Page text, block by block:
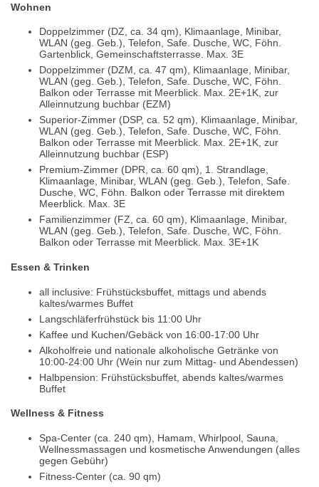
Wohnen
Doppelzimmer (DZ, ca. 34 qm), Klimaanlage, Minibar,
WLAN (geg. Geb.), Telefon, Safe. Dusche, WC, Föhn.
Gartenblick, Gemeinschaftsterrasse. Max. 3E
Doppelzimmer (DZM, ca. 47 qm), Klimaanlage, Minibar,
WLAN (geg. Geb.), Telefon, Safe. Dusche, WC, Föhn.
Balkon oder Terrasse mit Meerblick. Max. 2E+1K, zur
Alleinnutzung buchbar (EZM)
Superior-Zimmer (DSP, ca. 52 qm), Klimaanlage, Minibar,
WLAN (geg. Geb.), Telefon, Safe. Dusche, WC, Föhn.
Balkon oder Terrasse mit Meerblick. Max. 2E+1K, zur
Alleinnutzung buchbar (ESP)
Premium-Zimmer (DPR, ca. 60 qm), 1. Strandlage,
Klimaanlage, Minibar, WLAN (geg. Geb.), Telefon, Safe.
Dusche, WC, Föhn. Balkon oder Terrasse mit direktem
Meerblick. Max. 3E
Familienzimmer (FZ, ca. 60 qm), Klimaanlage, Minibar,
WLAN (geg. Geb.), Telefon, Safe. Dusche, WC, Föhn.
Balkon oder Terrasse mit Meerblick. Max. 3E+1K
Essen & Trinken
all inclusive: Frühstücksbuffet, mittags und abends
kaltes/warmes Buffet
Langschläferfrühstück bis 11:00 Uhr
Kaffee und Kuchen/Gebäck von 16:00-17:00 Uhr
Alkoholfreie und nationale alkoholische Getränke von
10:00-24:00 Uhr (Wein nur zum Mittag- und Abendessen)
Halbpension: Frühstücksbuffet, abends kaltes/warmes
Buffet
Wellness & Fitness
Spa-Center (ca. 240 qm), Hamam, Whirlpool, Sauna,
Wellnessmassagen und kosmetische Anwendungen (alles
gegen Gebühr)
Fitness-Center (ca. 90 qm)